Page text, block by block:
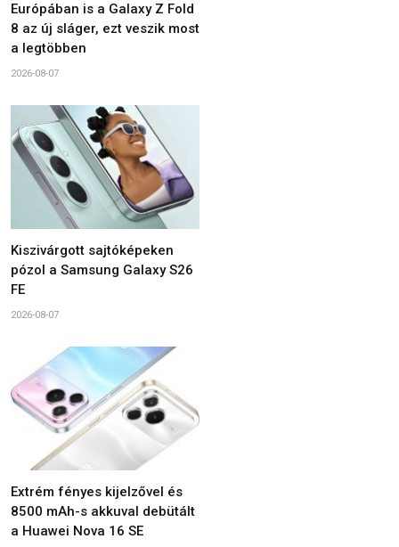
Európában is a Galaxy Z Fold
8 az új sláger, ezt veszik most
a legtöbben
2026-08-07
Kiszivárgott sajtóképeken
pózol a Samsung Galaxy S26
FE
2026-08-07
Extrém fényes kijelzővel és
8500 mAh-s akkuval debütált
a Huawei Nova 16 SE